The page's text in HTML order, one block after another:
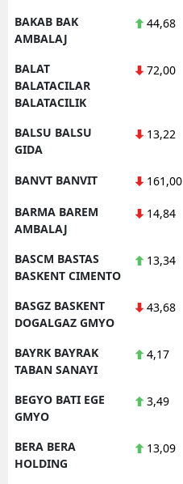
BAKAB BAK
AMBALAJ
44,68
BALAT
BALATACILAR
BALATACILIK
72,00
BALSU BALSU
GIDA
13,22
BANVT BANVIT 161,00
BARMA BAREM
AMBALAJ
14,84
BASCM BASTAS
BASKENT CIMENTO
13,34
BASGZ BASKENT
DOGALGAZ GMYO
43,68
BAYRK BAYRAK
TABAN SANAYI
4,17
BEGYO BATI EGE
GMYO
3,49
BERA BERA
HOLDING
13,09